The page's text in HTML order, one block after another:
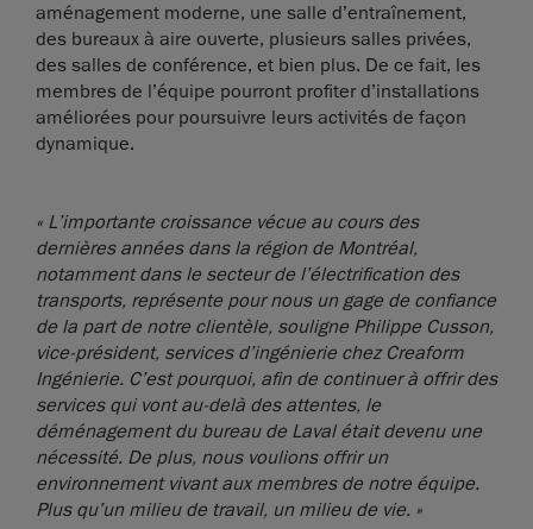
aménagement moderne, une salle d’entraînement,
des bureaux à aire ouverte, plusieurs salles privées,
des salles de conférence, et bien plus. De ce fait, les
membres de l’équipe pourront profiter d’installations
améliorées pour poursuivre leurs activités de façon
dynamique.
« L’importante croissance vécue au cours des
dernières années dans la région de Montréal,
notamment dans le secteur de l’électrification des
transports, représente pour nous un gage de confiance
de la part de notre clientèle, souligne Philippe Cusson,
vice-président, services d’ingénierie chez Creaform
Ingénierie. C’est pourquoi, afin de continuer à offrir des
services qui vont au-delà des attentes, le
déménagement du bureau de Laval était devenu une
nécessité. De plus, nous voulions offrir un
environnement vivant aux membres de notre équipe.
Plus qu’un milieu de travail, un milieu de vie. »